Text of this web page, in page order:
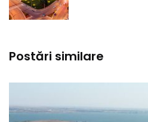
Postări similare